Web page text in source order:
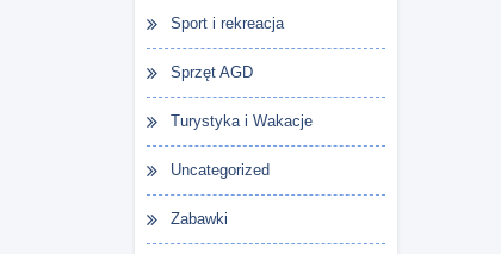
Sport i rekreacja
Sprzęt AGD
Turystyka i Wakacje
Uncategorized
Zabawki